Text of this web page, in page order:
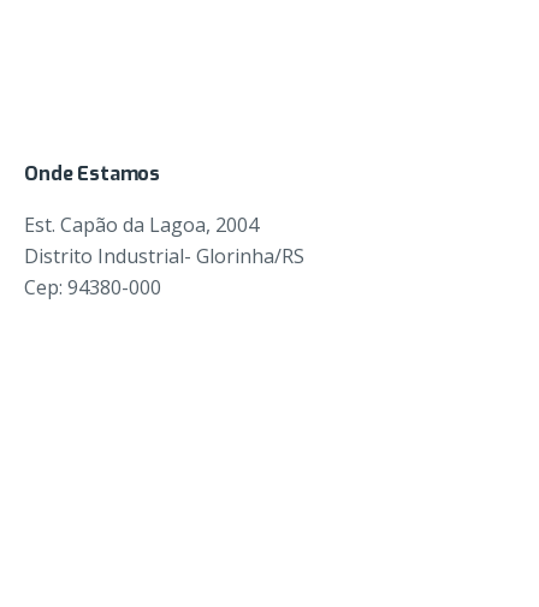
Onde Estamos
Est. Capão da Lagoa, 2004
Distrito Industrial- Glorinha/RS
Cep: 94380-000